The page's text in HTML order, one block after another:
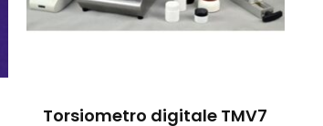
Torsiometro digitale TMV7